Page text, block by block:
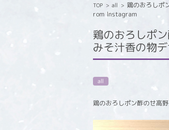
TOP > all > 鶏のおろしポ
rom Instagram
鶏のおろしポ
みそ汁香の物
all
鶏のおろしポン酢のせ高